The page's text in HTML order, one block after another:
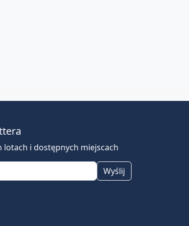
i dostępnych miejscach
Wyślij